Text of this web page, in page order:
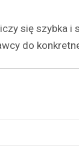
się szybka i
do